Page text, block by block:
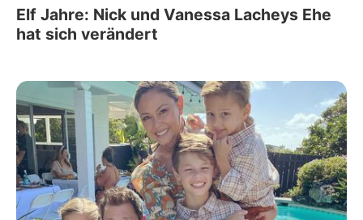
Elf Jahre: Nick und Vanessa Lacheys Ehe
hat sich verändert